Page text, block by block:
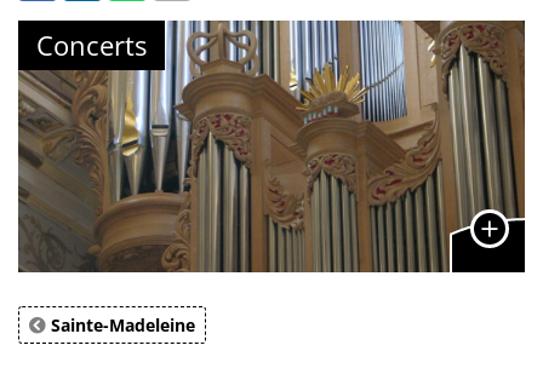
Concerts
Sainte-Madeleine